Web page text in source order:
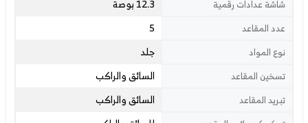
شاشة عدادات رقمية 12.3 بوصة
عدد المقاعد 5
نوع المواد جلد
تسخين المقاعد السائق والراكب
تبريد المقاعد السائق والراكب